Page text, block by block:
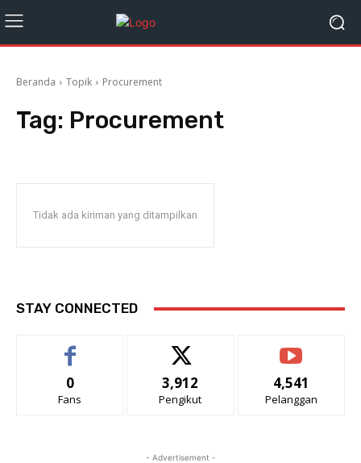
Beranda Topik Procurement
Tag: Procurement
Tidak ada kiriman yang ditampilkan
STAY CONNECTED
0
Fans
3,912
Pengikut
4,541
Pelanggan
- Advertisement -